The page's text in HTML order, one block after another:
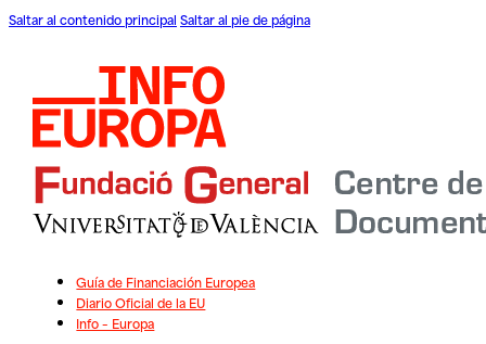
Saltar al contenido principal Saltar al pie de página
Guía de Financiación Europea
Diario Oficial de la EU
Info – Europa